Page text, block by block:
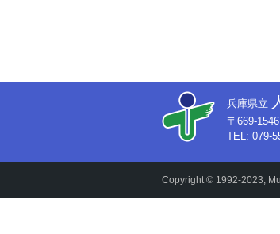
兵庫県立
〒669-
TEL: 079-
Copyright © 1992-2023,